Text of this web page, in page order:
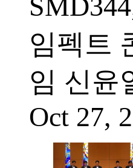
임펙트
임 신윤
Oct 27,